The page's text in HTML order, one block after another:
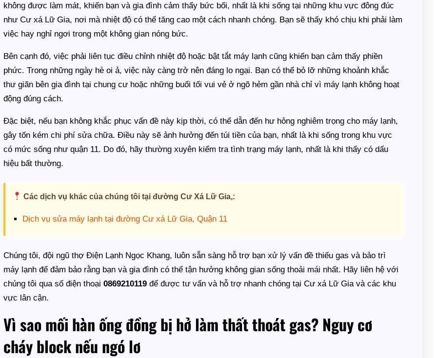
không được làm mát, khiến bạn và gia đình cảm thấy bức bối, nhất là khi sống tại những khu vực đông đúc
như Cư xá Lữ Gia, nơi mà nhiệt độ có thể tăng cao một cách nhanh chóng. Bạn sẽ thấy khó chịu khi phải làm
việc hay nghỉ ngơi trong một không gian nóng bức.
Bên cạnh đó, việc phải liên tục điều chỉnh nhiệt độ hoặc bật tắt máy lạnh cũng khiến bạn cảm thấy phiền
phức. Trong những ngày hè oi ả, việc này càng trở nên đáng lo ngại. Bạn có thể bỏ lỡ những khoảnh khắc
thư giãn bên gia đình tại chung cư hoặc những buổi tối vui vẻ ở ngõ hẻm gần nhà chỉ vì máy lạnh không hoạt
động đúng cách.
Đặc biệt, nếu bạn không khắc phục vấn đề này kịp thời, có thể dẫn đến hư hỏng nghiêm trọng cho máy lạnh,
gây tốn kém chi phí sửa chữa. Điều này sẽ ảnh hưởng đến túi tiền của bạn, nhất là khi sống trong khu vực
có mức sống như quận 11. Do đó, hãy thường xuyên kiểm tra tình trạng máy lạnh, nhất là khi thấy có dấu
hiệu bất thường.
Các dịch vụ khác của chúng tôi tại đường Cư Xá Lữ Gia,:
Dịch vụ sửa máy lạnh tại đường Cư xá Lữ Gia, Quận 11
Chúng tôi, đội ngũ thợ Điện Lạnh Ngọc Khang, luôn sẵn sàng hỗ trợ bạn xử lý vấn đề thiếu gas và bảo trì
máy lạnh để đảm bảo rằng bạn và gia đình có thể tận hưởng không gian sống thoải mái nhất. Hãy liên hệ với
chúng tôi qua số điện thoại0869210119 để được tư vấn và hỗ trợ nhanh chóng tại Cư xá Lữ Gia và các khu
vực lân cận.
Vì sao mối hàn ống đồng bị hở làm thất thoát gas? Nguy cơ
cháy block nếu ngó lơ